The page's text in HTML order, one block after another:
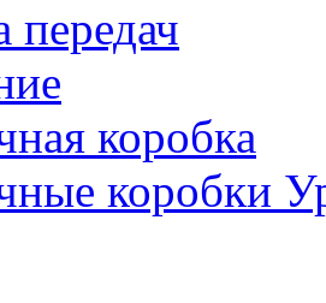
передач
коробка
коробки